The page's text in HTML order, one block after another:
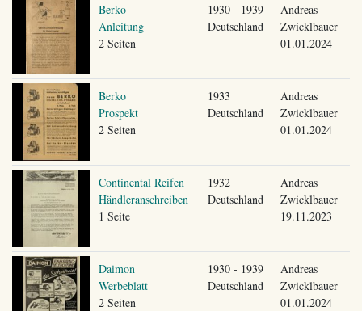
Berko
Anleitung
2 Seiten
1930 - 1939
Deutschland
Andreas
Zwicklbauer
01.01.2024
Berko
Prospekt
2 Seiten
1933
Deutschland
Andreas
Zwicklbauer
01.01.2024
Continental Reifen
Händleranschreiben
1 Seite
1932
Deutschland
Andreas
Zwicklbauer
19.11.2023
Daimon
Werbeblatt
2 Seiten
1930 - 1939
Deutschland
Andreas
Zwicklbauer
01.01.2024